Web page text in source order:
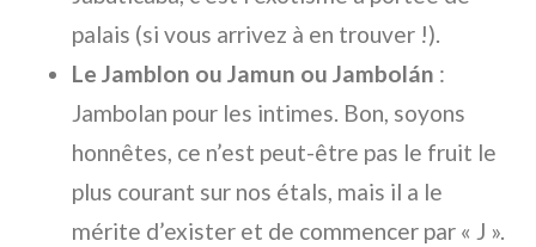
palais (si vous arrivez à en trouver !).
Le Jamblon ou Jamun ou Jambolán :
Jambolan pour les intimes. Bon, soyons
honnêtes, ce n’est peut-être pas le fruit le
plus courant sur nos étals, mais il a le
mérite d’exister et de commencer par « J ».